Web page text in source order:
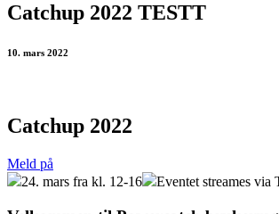
Catchup 2022 TESTT
10. mars 2022
Catchup 2022
Meld på
24. mars fra kl. 12-16
Eventet streames via